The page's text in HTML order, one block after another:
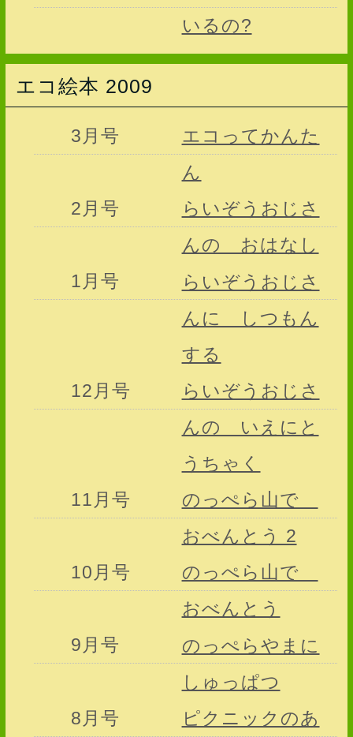
いるの?
エコ絵本 2009
3月号
エコってかんた
ん
2月号
らいぞうおじさ
んの おはなし
1月号
らいぞうおじさ
んに しつもん
する
12月号
らいぞうおじさ
んの いえにと
うちゃく
11月号
のっぺら山で
おべんとう 2
10月号
のっぺら山で
おべんとう
9月号
のっぺらやまに
しゅっぱつ
8月号
ピクニックのあ